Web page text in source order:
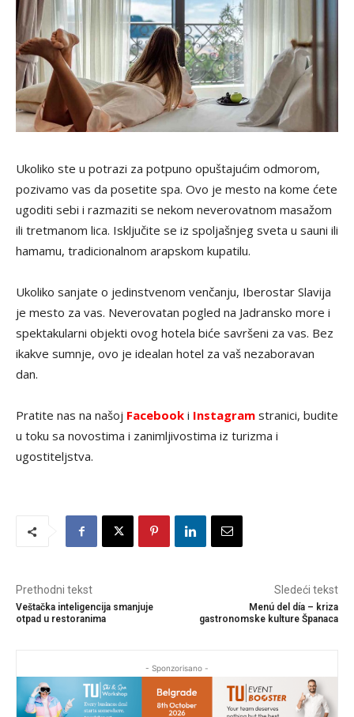
Ukoliko ste u potrazi za potpuno opuštajućim odmorom,
pozivamo vas da posetite spa. Ovo je mesto na kome ćete
ugoditi sebi i razmaziti se nekom neverovatnom masažom
ili tretmanom lica. Isključite se iz spoljašnjeg sveta u sauni ili
hamamu, tradicionalnom arapskom kupatilu.
Ukoliko sanjate o jedinstvenom venčanju, Iberostar Slavija
je mesto za vas. Neverovatan pogled na Jadransko more i
spektakularni objekti ovog hotela biće savršeni za vas. Bez
ikakve sumnje, ovo je idealan hotel za vaš nezaboravan
dan.
Pratite nas na našoj Facebook i Instagram stranici, budite
u toku sa novostima i zanimljivostima iz turizma i
ugostiteljstva.
Prethodni tekst
Veštačka inteligencija smanjuje
otpad u restoranima
Sledeći tekst
Menú del día – kriza
gastronomske kulture Španaca
- Sponzorisano -